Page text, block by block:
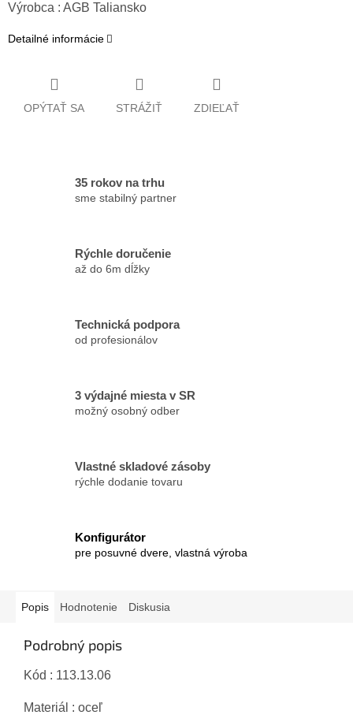
Výrobca : AGB Taliansko
Detailné informácie
OPÝTAŤ SA STRÁŽIŤ ZDIEĽAŤ
35 rokov na trhu
sme stabilný partner
Rýchle doručenie
až do 6m dĺžky
Technická podpora
od profesionálov
3 výdajné miesta v SR
možný osobný odber
Vlastné skladové zásoby
rýchle dodanie tovaru
Konfigurátor
pre posuvné dvere, vlastná výroba
Popis Hodnotenie Diskusia
Podrobný popis
Kód : 113.13.06
Materiál : oceľ